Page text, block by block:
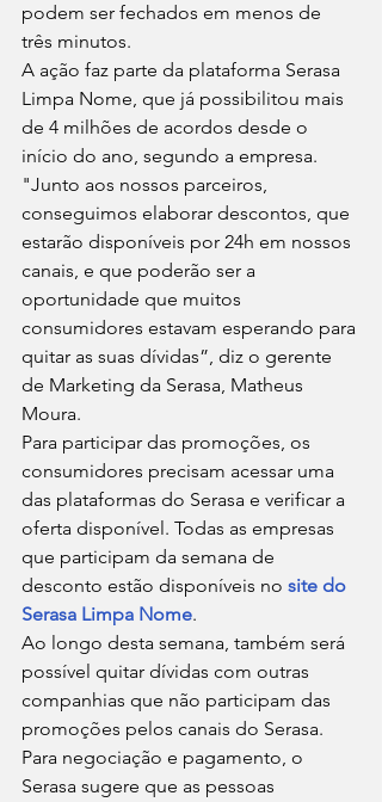
podem ser fechados em menos de
três minutos.
A ação faz parte da plataforma Serasa
Limpa Nome, que já possibilitou mais
de 4 milhões de acordos desde o
início do ano, segundo a empresa.
"Junto aos nossos parceiros,
conseguimos elaborar descontos, que
estarão disponíveis por 24h em nossos
canais, e que poderão ser a
oportunidade que muitos
consumidores estavam esperando para
quitar as suas dívidas”, diz o gerente
de Marketing da Serasa, Matheus
Moura.
Para participar das promoções, os
consumidores precisam acessar uma
das plataformas do Serasa e verificar a
oferta disponível. Todas as empresas
que participam da semana de
desconto estão disponíveis no site do
Serasa Limpa Nome.
Ao longo desta semana, também será
possível quitar dívidas com outras
companhias que não participam das
promoções pelos canais do Serasa.
Para negociação e pagamento, o
Serasa sugere que as pessoas